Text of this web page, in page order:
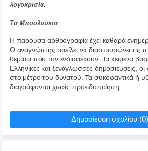
λογοκρισία.
Τα Μπουλούκια
Η παρούσα αρθρογραφία έχει καθαρά
Ο αναγνώστης οφείλει να διασταυρώνει τις
θέματα που τον ενδιαφέρουν. Τα κείμενα
Ελληνικές και ξενόγλωσσες δημοσιεύσεις,
στο μέτρο του δυνατού. Τα συκοφαντικά ή
διαγράφονται χωρίς προειδοποίηση.
Δημοσίευση σχολίου (0)